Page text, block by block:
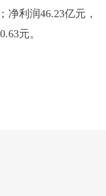
净利润46.23亿元，
元。